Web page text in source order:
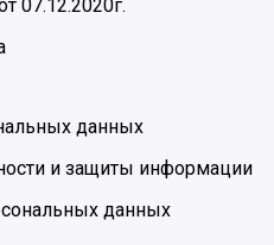
07.12.2020г.
данных
и защиты информации
данных